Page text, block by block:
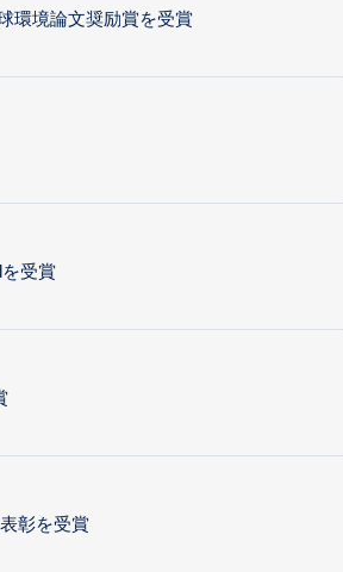
環境論文奨励賞を受賞
受賞
彰を受賞